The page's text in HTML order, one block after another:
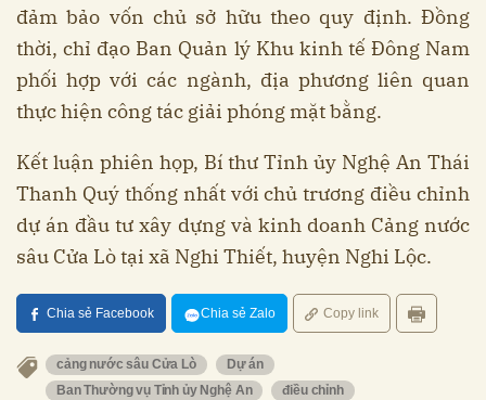
đảm bảo vốn chủ sở hữu theo quy định. Đồng
thời, chỉ đạo Ban Quản lý Khu kinh tế Đông Nam
phối hợp với các ngành, địa phương liên quan
thực hiện công tác giải phóng mặt bằng.
Kết luận phiên họp, Bí thư Tỉnh ủy Nghệ An Thái
Thanh Quý thống nhất với chủ trương điều chỉnh
dự án đầu tư xây dựng và kinh doanh Cảng nước
sâu Cửa Lò tại xã Nghi Thiết, huyện Nghi Lộc.
Chia sẻ Facebook Chia sẻ Zalo Copy link
cảng nước sâu Cửa Lò
Dự án
Ban Thường vụ Tỉnh ủy Nghệ An
điều chỉnh